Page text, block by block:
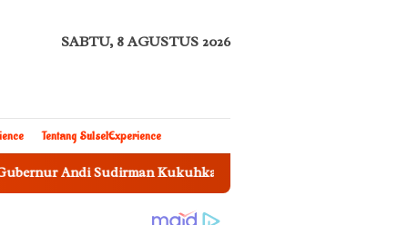
SABTU, 8 AGUSTUS 2026
Tentang SulselExperience
Sudirman Kukuhkan Sekda Sulsel Sebagai Ketua Tim